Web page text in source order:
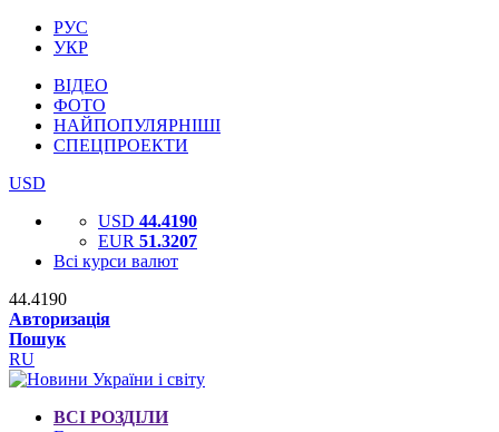
РУС
УКР
ВІДЕО
ФОТО
НАЙПОПУЛЯРНІШІ
СПЕЦПРОЕКТИ
USD
USD 44.4190
EUR 51.3207
Всі курси валют
44.4190
Авторизація
Пошук
RU
ВСІ РОЗДІЛИ